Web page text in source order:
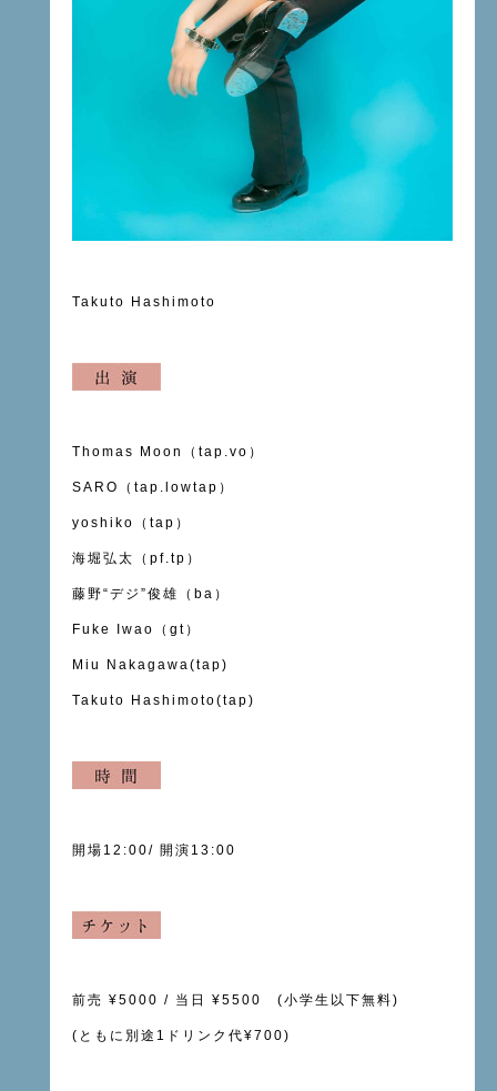
Takuto Hashimoto
Thomas Moon（tap.vo）
SARO（tap.lowtap）
yoshiko（tap）
海堀弘太（pf.tp）
藤野“デジ”俊雄（ba）
Fuke Iwao（gt）
Miu Nakagawa(tap)
Takuto Hashimoto(tap)
開場12:00/ 開演13:00
前売 ¥5000 / 当日 ¥5500 (小学生以下無料)
( ともに別途 1 ドリンク代¥700)